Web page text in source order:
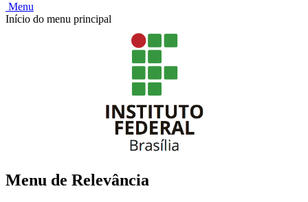
Menu
Início do menu principal
Menu de Relevância